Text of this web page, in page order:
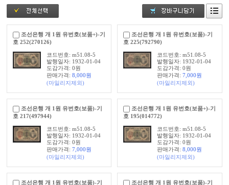
조선은행 개 1원 유번호(보품+)-기
호 252(270126)
코드번호: m51.08-5
발행일자: 1932-01-04
도감가격: 0원
판매가격: 8,000원
(마일리지제외)
조선은행 개 1원 유번호(보품)-기
호 225(792790)
코드번호: m51.08-5
발행일자: 1932-01-04
도감가격: 0원
판매가격: 7,000원
(마일리지제외)
조선은행 개 1원 유번호(보품)-기
호 217(497944)
코드번호: m51.08-5
발행일자: 1932-01-04
도감가격: 0원
판매가격: 7,000원
(마일리지제외)
조선은행 개 1원 유번호(보품+)-기
호 195(014772)
코드번호: m51.08-5
발행일자: 1932-01-04
도감가격: 0원
판매가격: 8,000원
(마일리지제외)
조선은행 개 1원 유번호(보품)-기
조선은행 개 1원 유번호(보품)-기